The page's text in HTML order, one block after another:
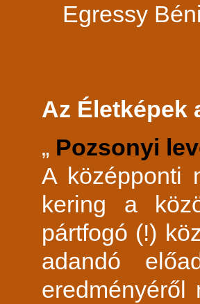
Egressy
Az Életképek
„ Pozsonyi
A középponti
kering a
pártfogó (!)
adandó